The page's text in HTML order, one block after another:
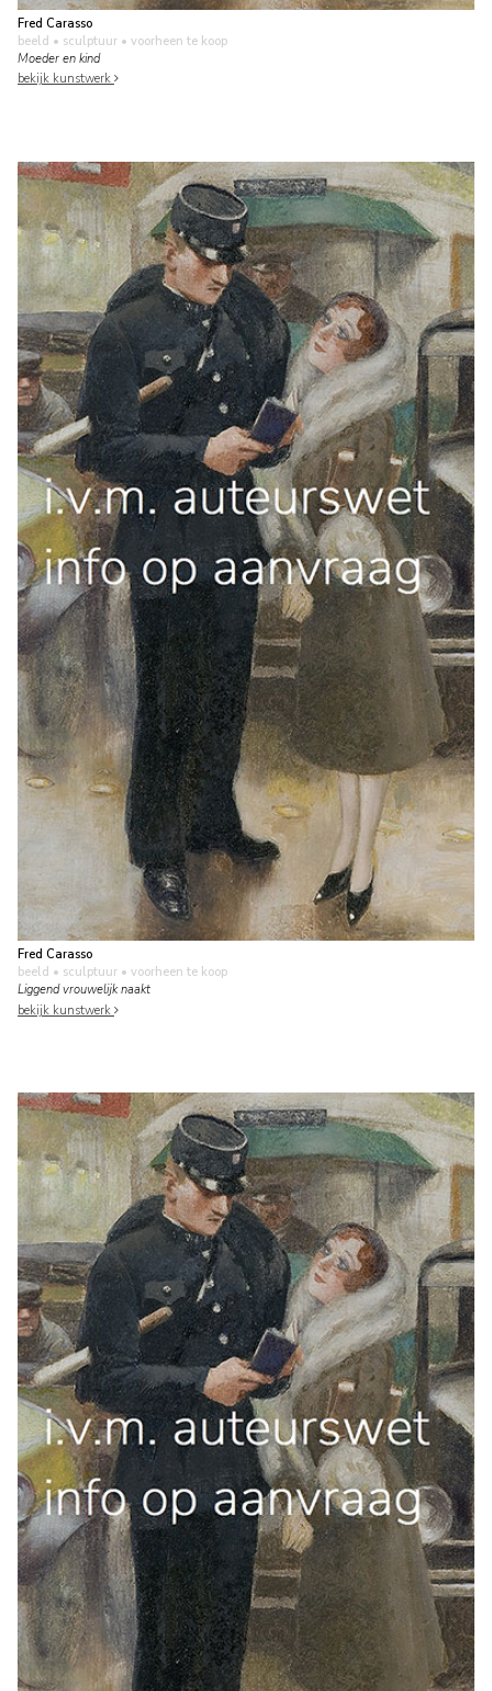
Fred Carasso
beeld • sculptuur • voorheen te koop
Moeder en kind
bekijk kunstwerk
Fred Carasso
beeld • sculptuur • voorheen te koop
Liggend vrouwelijk naakt
bekijk kunstwerk